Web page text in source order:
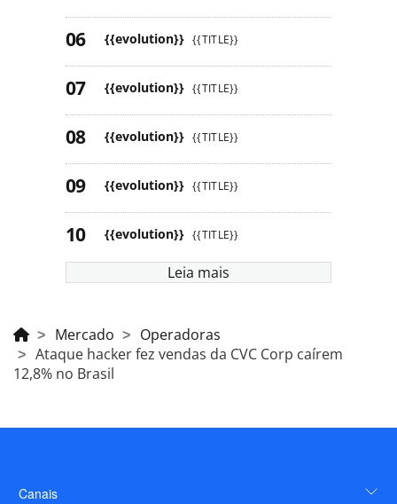
{{evolution}} {{TITLE}}
{{evolution}} {{TITLE}}
{{evolution}} {{TITLE}}
{{evolution}} {{TITLE}}
{{evolution}} {{TITLE}}
Leia mais
Mercado
Operadoras
Ataque hacker fez vendas da CVC Corp caírem
12,8% no Brasil
Canais